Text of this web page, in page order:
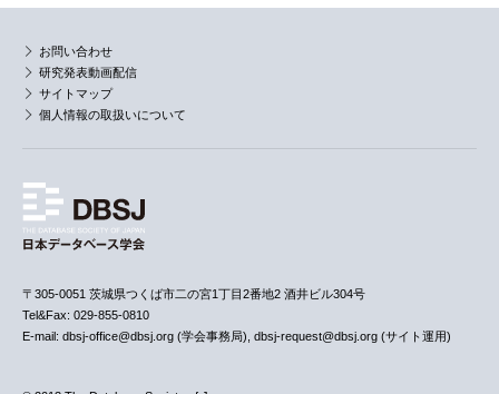
お問い合わせ
研究発表動画配信
サイトマップ
個人情報の取扱いについて
〒305-0051 茨城県つくば市二の宮1丁目2番地2 酒井ビル304号
Tel&Fax: 029-855-0810
E-mail: dbsj-office@dbsj.org (学会事務局), dbsj-request@dbsj.org (サイト運用)